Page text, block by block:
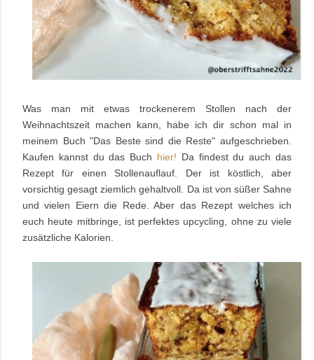
Was man mit etwas trockenerem Stollen nach der
Weihnachtszeit machen kann, habe ich dir schon mal in
meinem Buch "Das Beste sind die Reste" aufgeschrieben.
Kaufen kannst du das Buch hier! Da findest du auch das
Rezept für einen Stollenauflauf. Der ist köstlich, aber
vorsichtig gesagt ziemlich gehaltvoll. Da ist von süßer Sahne
und vielen Eiern die Rede. Aber das Rezept welches ich
euch heute mitbringe, ist perfektes upcycling, ohne zu viele
zusätzliche Kalorien.